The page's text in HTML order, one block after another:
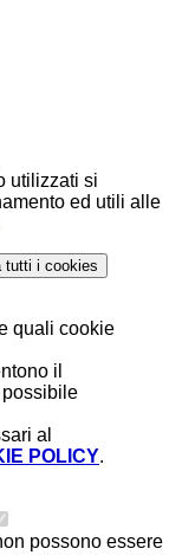
utilizzati si
ed utili alle
tutti i cookies
quali cookie
il
al
POLICY.
possono essere